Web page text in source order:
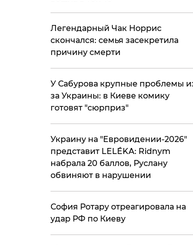
​Легендарный Чак Норрис
скончался: семья засекретила
причину смерти
У Сабурова крупные проблемы
за Украины: в Киеве комику
готовят "сюрприз"
Украину на "Евровидении-2026"
представит LELÉKA: Ridnym
набрала 20 баллов, Руслану
обвиняют в нарушении
София Ротару отреагировала на
удар РФ по Киеву